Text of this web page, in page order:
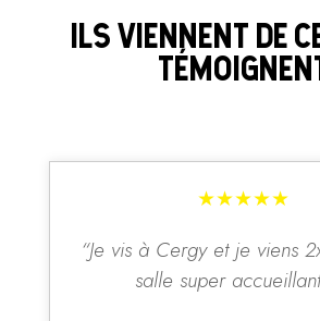
ILS VIENNENT DE
★★★★★
“Je vis à Cergy et je viens
salle super